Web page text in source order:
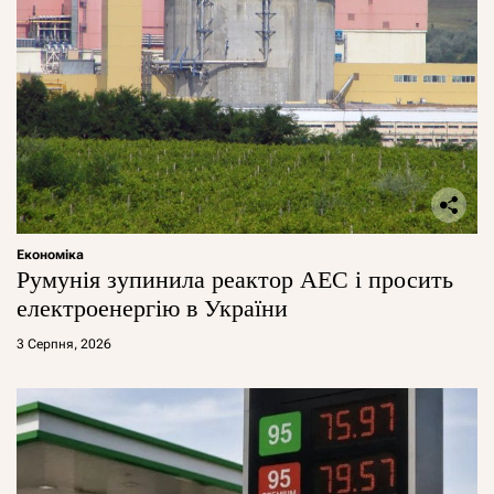
Економіка
Румунія зупинила реактор АЕС і просить
електроенергію в України
3 Серпня, 2026